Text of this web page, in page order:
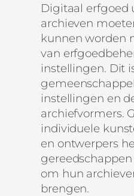
Digitaal erfgoed
archieven
kunnen worden
van
instellingen. Dit
instellingen en
archiefvormers.
individuele
en ontwerpers
om hun
brengen.